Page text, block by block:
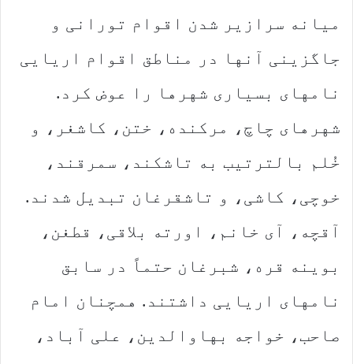
میانه سرازیر شدن اقوام تورانی و
جاگزینی آنها در مناطق اقوام اریایی
نامهای بسیاری شهرها را عوض کرد.
شهرهای چاچ، مرکنده، ختن، کاشغر، و
خُلم بالترتیب به تاشکند، سمرقند،
خوچی، کاشی، و تاشقرغان تبدیل شدند.
آقچه، آی خانم، اورته بلاقی، قطغن،
بوینه قره، شبرغان حتماً در سابق
نامهای اریایی داشتند. همچنان امام
صاحب، خواجه بهاوالدین، علی آباد،